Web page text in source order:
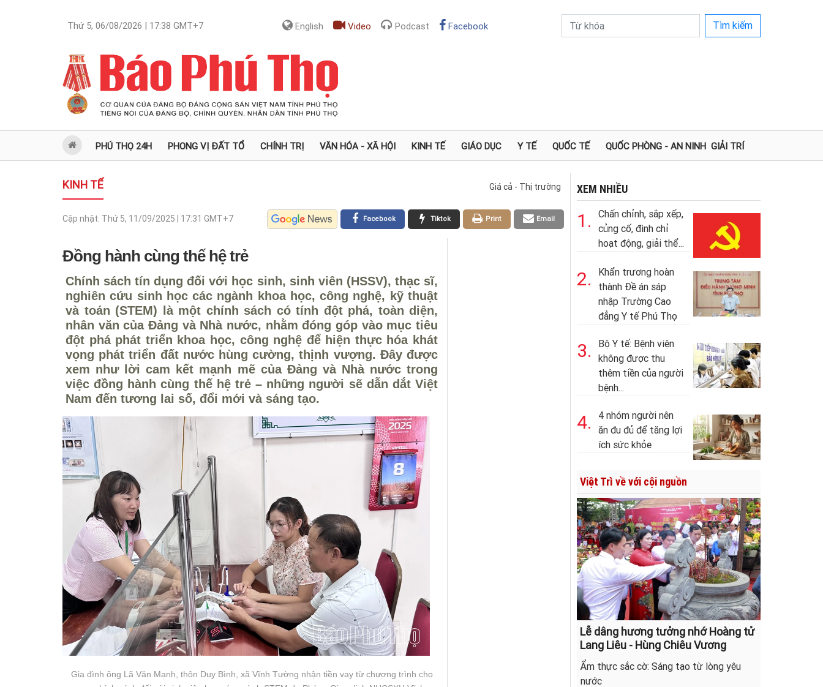
Thứ 5, 06/08/2026 | 17:38 GMT+7 English Video Podcast Facebook Tìm kiếm
PHÚ THỌ 24H PHONG VỊ ĐẤT TỔ CHÍNH TRỊ VĂN HÓA - XÃ HỘI KINH TẾ GIÁO DỤC Y TẾ QUỐC TẾ QUỐC PHÒNG - AN NINH GIẢI TRÍ
KINH TẾ Giá cả - Thị trường
Cập nhật: Thứ 5, 11/09/2025 | 17:31 GMT+7 Email
Print
Tiktok
Facebook
Đồng hành cùng thế hệ trẻ
Chính sách tín dụng đối với học sinh, sinh viên (HSSV), thạc sĩ,
nghiên cứu sinh học các ngành khoa học, công nghệ, kỹ thuật
và toán (STEM) là một chính sách có tính đột phá, toàn diện,
nhân văn của Đảng và Nhà nước, nhằm đóng góp vào mục tiêu
đột phá phát triển khoa học, công nghệ để hiện thực hóa khát
vọng phát triển đất nước hùng cường, thịnh vượng. Đây được
xem như lời cam kết mạnh mẽ của Đảng và Nhà nước trong
việc đồng hành cùng thế hệ trẻ – những người sẽ dẫn dắt Việt
Nam đến tương lai số, đổi mới và sáng tạo.
Gia đình ông Lã Văn Mạnh, thôn Duy Bình, xã Vĩnh Tường nhận tiền vay từ chương trình cho
XEM NHIỀU
1.
Chấn chỉnh, sắp xếp,
củng cố, đình chỉ
hoạt động, giải thể...
2.
Khẩn trương hoàn
thành Đề án sáp
nhập Trường Cao
đẳng Y tế Phú Thọ
3.
Bộ Y tế: Bệnh viện
không được thu
thêm tiền của người
bệnh...
4.
4 nhóm người nên
ăn đu đủ để tăng lợi
ích sức khỏe
Việt Trì về với cội nguồn
Lễ dâng hương tưởng nhớ Hoàng tử
Lang Liêu - Hùng Chiêu Vương
Ẩm thực sắc cờ: Sáng tạo từ lòng yêu
nước